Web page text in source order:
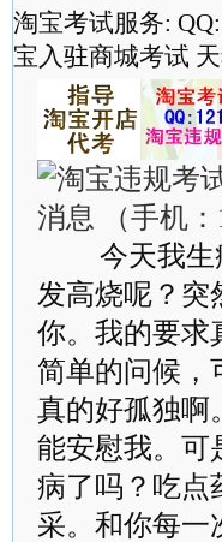
淘宝考试服务:
宝入驻商城考试
今天我生
发高烧呢？突
你。我的要求
简单的问候，
真的好孤独啊
能安慰我。可
病了吗？吃点
采。和你每一